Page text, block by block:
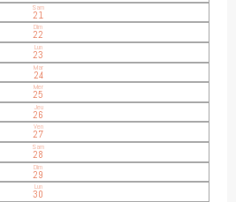
Sam
21
Dim
22
Lun
23
Mar
24
Mer
25
Jeu
26
Ven
27
Sam
28
Dim
29
Lun
30